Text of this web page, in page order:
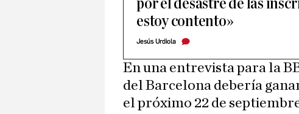
por el desastre de las
estoy contento»
Jesús Urdiola
En una entrevista para la
del Barcelona debería
el próximo 22 de